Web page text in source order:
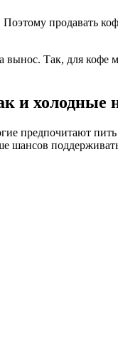
продавать
вынос. Так, для кофе
и холодные
предпочитают